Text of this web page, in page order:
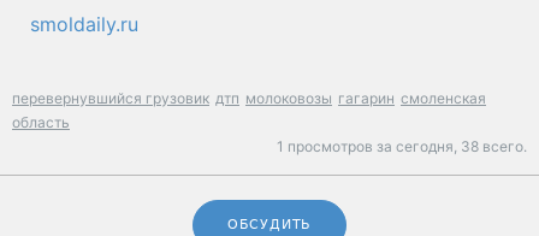
smoldaily.ru
перевернувшийся грузовик дтп молоковозы гагарин смоленская
область
1 просмотров за сегодня, 38 всего.
ОБСУДИТЬ